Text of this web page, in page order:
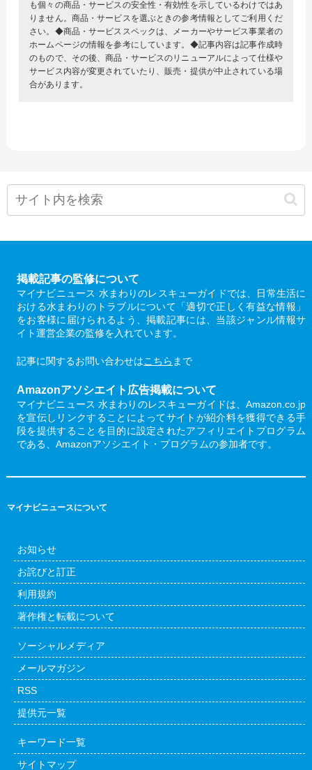
も個々の商品・サービスの安全性・有効性を示しているわけではあ
りません。商品・サービスを選ぶときの参考情報としてご利用くだ
さい。◆商品・サービススペックは、メーカーやサービス事業者の
ホームページの情報を参考にしています。◆記事内容は記事作成時
のもので、その後、商品・サービスのリニューアルによって仕様や
サービス内容が変更されていたり、販売・提供が中止されている場
合があります。
掲載記事の監修について
マイナビニュース 水まわりのレスキューガイドでは、日常生活に
おける水まわりのトラブルについて「適切で正しく有益な情報」
をお客様に届けられるよう、掲載記事には、当該ジャンル情報サ
イト運営企業の監修を入れています。
記事に関するお問い合わせはこちら まで
Amazonアソシエイト広告掲載について
マイナビニュース 水まわりのレスキューガイドは、Amazon.co.jp
を宣伝しリンクすることによってサイトが紹介料を獲得できる手
段を提供することを目的に設定されたアフィリエイトプログラム
である、Amazonアソシエイト・プログラムの参加者です。
マイナビニュースについて
お知らせ
お詫びと訂正
利用規約
著作権と転載について
ソーシャルメディア
メールマガジン
RSS
提供元一覧
キーワード一覧
サイトマップ